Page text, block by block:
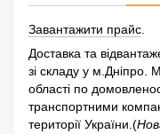
Завантажити прайс
Доставка та
зі складу у м.Дніпро.
області по
транспортними
території України.(